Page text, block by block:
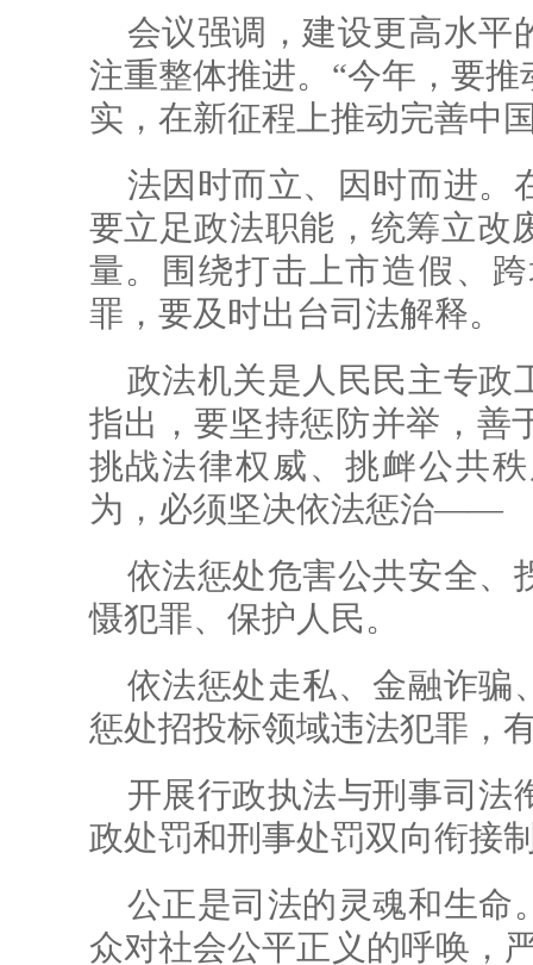
会议强调，建设更高水平
注重整体推进。“今年，要
实，在新征程上推动完善中
法因时而立、因时而进。
要立足政法职能，统筹立改
量。围绕打击上市造假、
罪，要及时出台司法解释。
政法机关是人民民主专政
指出，要坚持惩防并举，善
挑战法律权威、挑衅公共
为，必须坚决依法惩治——
依法惩处危害公共安全、
慑犯罪、保护人民。
依法惩处走私、金融诈骗
惩处招投标领域违法犯罪，
开展行政执法与刑事司法
政处罚和刑事处罚双向衔接
公正是司法的灵魂和生命
众对社会公平正义的呼唤，